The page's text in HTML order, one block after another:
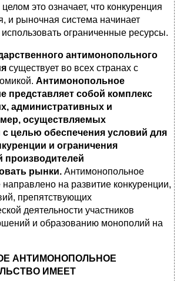
это означает, что конкуренция
и рыночная система начинает
ограниченные ресурсы.
антимонопольного
существует во всех странах с
Антимонопольное
представляет собой комплекс
административных и
осуществляемых
с целью обеспечения условий для
и ограничения
производителей
рынки. Антимонопольное
направлено на развитие конкуренции,
препятствующих
деятельности участников
и образованию монополий на
АНТИМОНОПОЛЬНОЕ
ИМЕЕТ